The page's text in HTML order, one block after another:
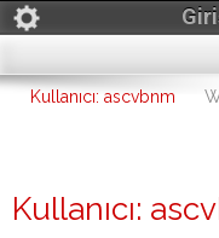
Kullanıcı: ascvbnm
Kullanıcı: